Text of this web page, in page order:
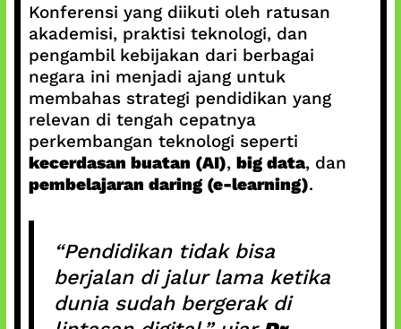
Konferensi yang diikuti oleh ratusan
akademisi, praktisi teknologi, dan
pengambil kebijakan dari berbagai
negara ini menjadi ajang untuk
membahas strategi pendidikan yang
relevan di tengah cepatnya
perkembangan teknologi seperti
kecerdasan buatan (AI), big data, dan
pembelajaran daring (e-learning).
“Pendidikan tidak bisa
berjalan di jalur lama ketika
dunia sudah bergerak di